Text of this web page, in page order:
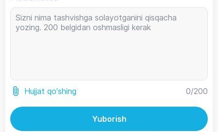
Hujjat qo'shing 0/200
Yuborish